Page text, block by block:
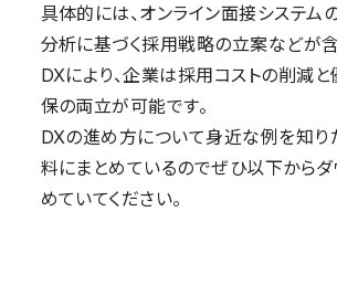
具体的には、オンライン面接システム
分析に基づく採用戦略の立案などが
DXにより、企業は採用コストの削減
保の両立が可能です。
DXの進め方について身近な例を知り
料にまとめているのでぜひ以下から
めていてください。